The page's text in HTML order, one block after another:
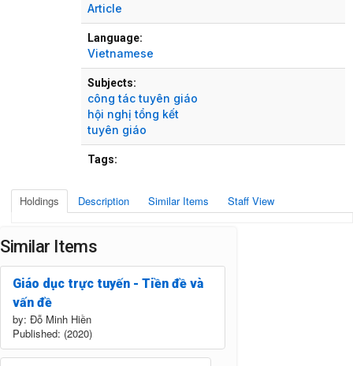
Article
Language:
Vietnamese
Subjects:
công tác tuyên giáo
hội nghị tổng kết
tuyên giáo
Tags:
Holdings Description Similar Items Staff View
Similar Items
Giáo dục trực tuyến - Tiền đề và
vấn đề
by: Đỗ Minh Hiền
Published: (2020)